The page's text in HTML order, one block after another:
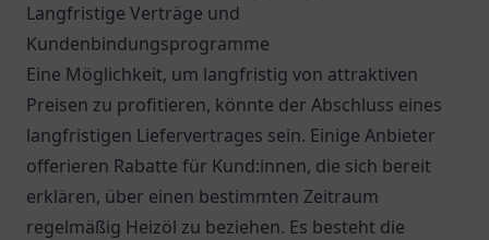
Langfristige Verträge und
Kundenbindungsprogramme
Eine Möglichkeit, um langfristig von attraktiven
Preisen zu profitieren, könnte der Abschluss eines
langfristigen Liefervertrages sein. Einige Anbieter
offerieren Rabatte für Kund:innen, die sich bereit
erklären, über einen bestimmten Zeitraum
regelmäßig Heizöl zu beziehen. Es besteht die